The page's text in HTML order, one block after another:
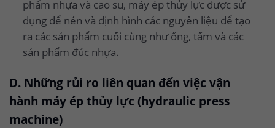
phẩm nhựa và cao su, máy ép thủy lực được sử
dụng để nén và định hình các nguyên liệu để tạo
ra các sản phẩm cuối cùng như ống, tấm và các
sản phẩm đúc nhựa.
D. Những rủi ro liên quan đến việc vận
hành máy ép thủy lực (hydraulic press
machine)